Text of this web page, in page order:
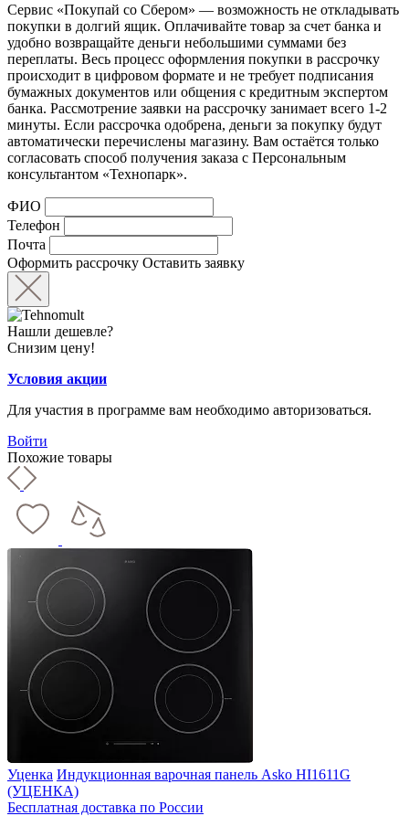
Сервис «Покупай со Сбером» — возможность не откладывать
покупки в долгий ящик. Оплачивайте товар за счет банка и
удобно возвращайте деньги небольшими суммами без
переплаты. Весь процесс оформления покупки в рассрочку
происходит в цифровом формате и не требует подписания
бумажных документов или общения с кредитным экспертом
банка. Рассмотрение заявки на рассрочку занимает всего 1-2
минуты. Если рассрочка одобрена, деньги за покупку будут
автоматически перечислены магазину. Вам остаётся только
согласовать способ получения заказа с Персональным
консультантом «Технопарк».
ФИО
Телефон
Почта
Оформить рассрочку Оставить заявку
Нашли дешевле?
Снизим цену!
Условия акции
Для участия в программе вам необходимо авторизоваться.
Войти
Похожие товары
Уценка Индукционная варочная панель Asko HI1611G
(УЦЕНКА)
Бесплатная доставка по России